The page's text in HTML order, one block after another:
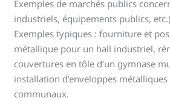
Exemples de marchés publics
industriels, équipements publics, etc.)
Exemples typiques : fourniture et
métallique pour un hall industriel,
couvertures en tôle d’un gymnase
installation d’enveloppes
communaux.